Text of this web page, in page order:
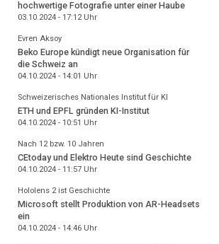
hochwertige Fotografie unter einer Haube
03.10.2024 - 17:12Uhr
Evren Aksoy
Beko Europe kündigt neue Organisation für
die Schweiz an
04.10.2024 - 14:01 Uhr
Schweizerisches Nationales Institut für KI
ETH und EPFL gründen KI-Institut
04.10.2024 - 10:51 Uhr
Nach 12 bzw. 10 Jahren
CEtoday und Elektro Heute sind Geschichte
04.10.2024 - 11:57Uhr
Hololens 2 ist Geschichte
Microsoft stellt Produktion von AR-Headsets
ein
04.10.2024 - 14:46Uhr